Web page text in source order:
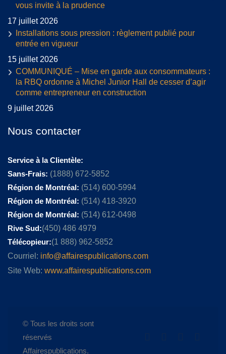
vous invite à la prudence
17 juillet 2026
Installations sous pression : règlement publié pour
entrée en vigueur
15 juillet 2026
COMMUNIQUÉ – Mise en garde aux consommateurs :
la RBQ ordonne à Michel Junior Hall de cesser d’agir
comme entrepreneur en construction
9 juillet 2026
Nous contacter
Service à la Clientèle:
Sans-Frais: (1888) 672-5852
Région de Montréal: (514) 600-5994
Région de Montréal: (514) 418-3920
Région de Montréal: (514) 612-0498
Rive Sud:(450) 486 4979
Télécopieur:(1 888) 962-5852
Courriel: info@affairespublications.com
Site Web: www.affairespublications.com
© Tous les droits sont
réservés
Affairespublications.